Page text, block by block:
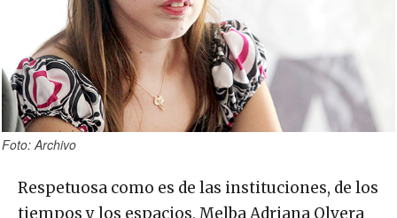
Foto: Archivo
Respetuosa como es de las instituciones, de los
tiempos y los espacios, Melba Adriana Olvera